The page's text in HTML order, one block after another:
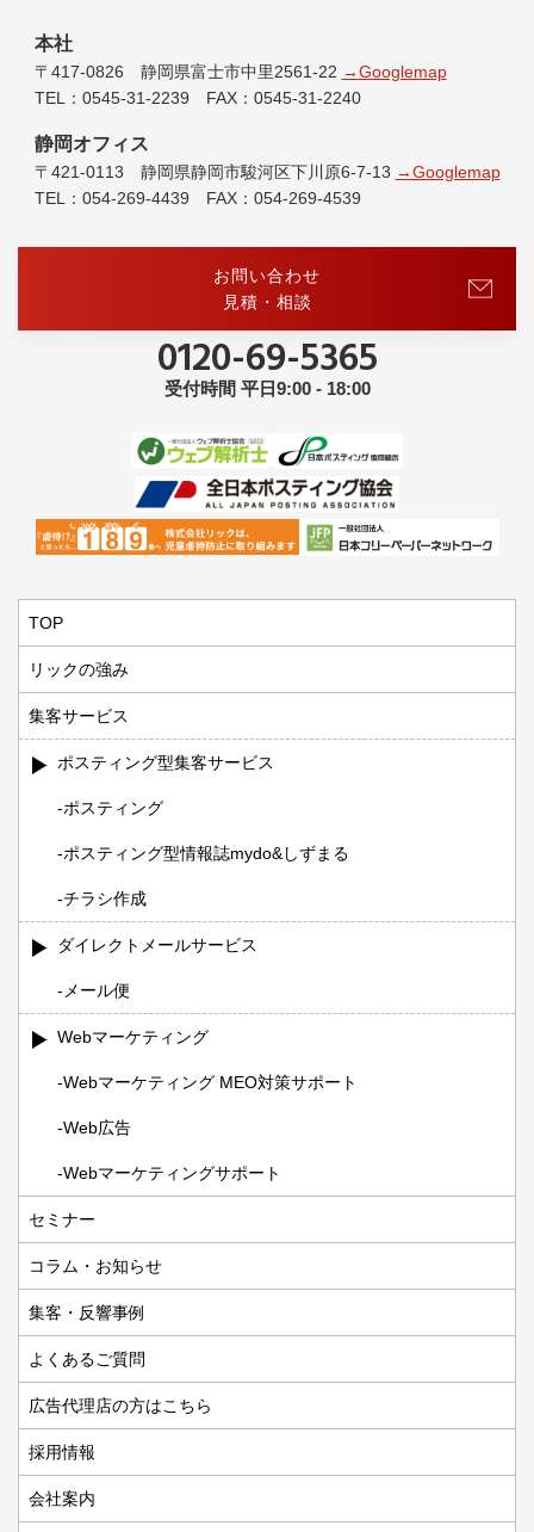
本社
〒417-0826 静岡県富士市中里2561-22 →Googlemap
TEL：0545-31-2239 FAX：0545-31-2240
静岡オフィス
〒421-0113 静岡県静岡市駿河区下川原6-7-13 →Googlemap
TEL：054-269-4439 FAX：054-269-4539
お問い合わせ
見積・相談
0120-69-5365
受付時間 平日9:00 - 18:00
TOP
リックの強み
集客サービス
ポスティング型集客サービス
ポスティング
ポスティング型情報誌mydo&しずまる
チラシ作成
ダイレクトメールサービス
メール便
Webマーケティング
Webマーケティング MEO対策サポート
Web広告
Webマーケティングサポート
セミナー
コラム・お知らせ
集客・反響事例
よくあるご質問
広告代理店の方はこちら
採用情報
会社案内